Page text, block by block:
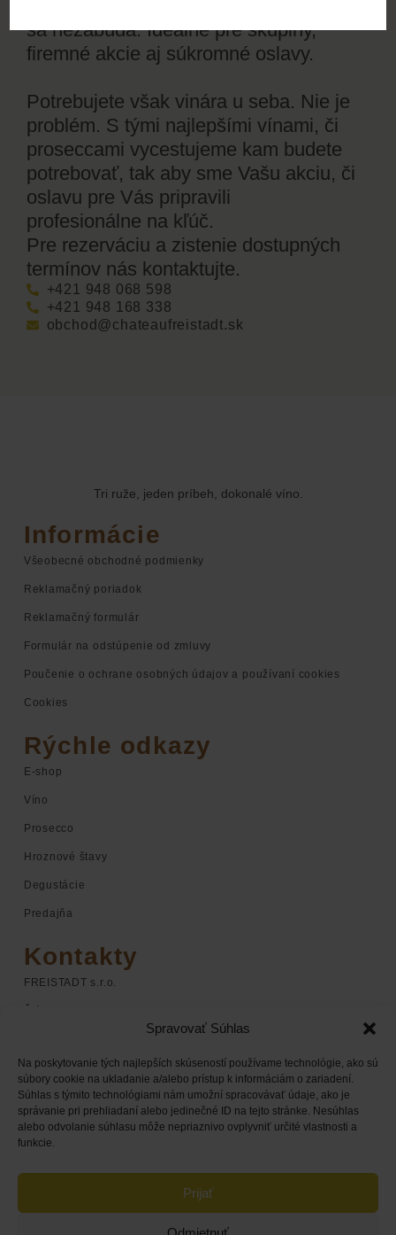
Spravovať Súhlas
Na poskytovanie tých najlepších skúseností používame technológie, ako sú
súbory cookie na ukladanie a/alebo prístup k informáciám o zariadení.
Súhlas s týmito technológiami nám umožní spracovávať údaje, ako je
správanie pri prehliadaní alebo jedinečné ID na tejto stránke. Nesúhlas
alebo odvolanie súhlasu môže nepriaznivo ovplyvniť určité vlastnosti a
funkcie.
Prijať
sa nezabúda. Ideálne pre skupiny,
firemné akcie aj súkromné oslavy.
Potrebujete však vinára u seba. Nie je
problém. S tými najlepšími vínami, či
proseccami vycestujeme kam budete
potrebovať, tak aby sme Vašu akciu, či
oslavu pre Vás pripravili
profesionálne na kľúč.
Pre rezerváciu a zistenie dostupných
termínov nás kontaktujte.
+421 948 068 598
+421 948 168 338
obchod@chateaufreistadt.sk
Tri ruže, jeden príbeh, dokonalé víno.
Informácie
Všeobecné obchodné podmienky
Reklamačný poriadok
Reklamačný formulár
Formulár na odstúpenie od zmluvy
Poučenie o ochrane osobných údajov a používaní cookies
Cookies
Rýchle odkazy
E-shop
Víno
Prosecco
Hroznové štavy
Degustácie
Predajňa
Kontakty
FREISTADT s.r.o.
+421 948 068 598
+421 948 168 338
obchod@chateaufreistadt.sk